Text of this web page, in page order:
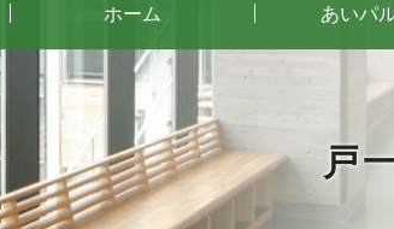
戸
ホーム あいパ